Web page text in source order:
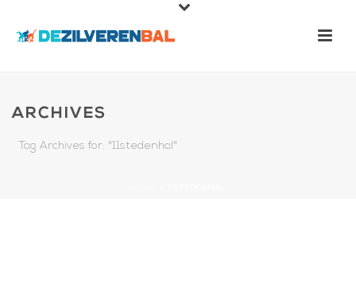
ARCHIVES
Tag Archives for: "11stedenhal"